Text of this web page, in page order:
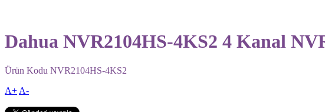
Dahua NVR2104HS-4KS2 4 Kanal
Ürün Kodu NVR2104HS-4KS2
A+ A-